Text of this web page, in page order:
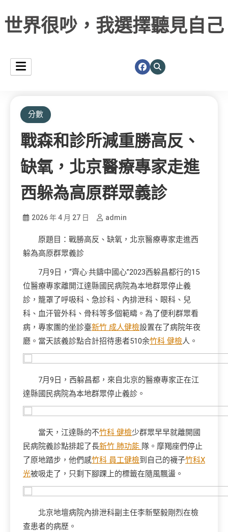
世界很吵，我選擇聽見自己
分數
戰森和診所減重勝高反、
缺氧，北京醫療專家走進
西躲為高原群眾義診
2026 年 4 月 27 日 admin
原題目：戰勝高反、缺氧，北京醫療專家走進西
躲為高原群眾義診
7月9日，“齊心·共鑄中國心”2023西躲昌都行的15
位醫療專家離開江達縣國民病院為本地群眾停止義
診，籠罩了呼吸科、急診科、內排泄科、眼科、兒
科、血汗管外科、骨科等多個範疇。為了便利群眾看
病，專家團的坐診臺新竹 成人健檢設置在了病院年夜
廳。當天該義診點合計招待患者510余竹科 健檢人。
7月9日，西躲昌都，來自北京的醫療專家正在江
達縣國民病院為本地群眾停止義診。
當天，江達縣的不竹科 健檢少群眾早早就離開國
民病院義診點排起了長新竹 肺功能 隊。摩羯座們停止
了原地踏步，他們感竹科 員工健檢到自己的襪子竹科X
光被吸走了，只剩下腳踝上的標籤在隨風飄盪。
北京地壇病院內排泄科副主任李新堅毅剛烈在檢
查患者的病歷。